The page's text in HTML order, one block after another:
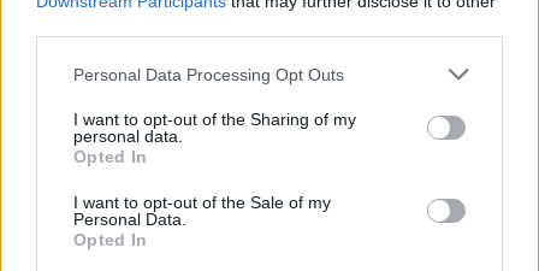
Personal Data Processing Opt Outs
I want to opt-out of the Sharing of my
personal data.
Opted In
I want to opt-out of the Sale of my
Personal Data.
Opted In
Vale de Horta celebra três dias de festa em
Bemposta –...
“Três dias de festa, música e tradição em Vale de Horta.”